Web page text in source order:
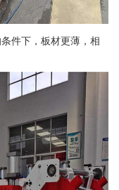
件下，板材更薄，相